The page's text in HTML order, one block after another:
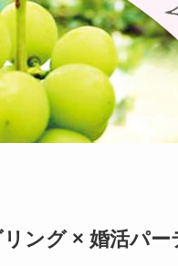
ング × 婚活パー